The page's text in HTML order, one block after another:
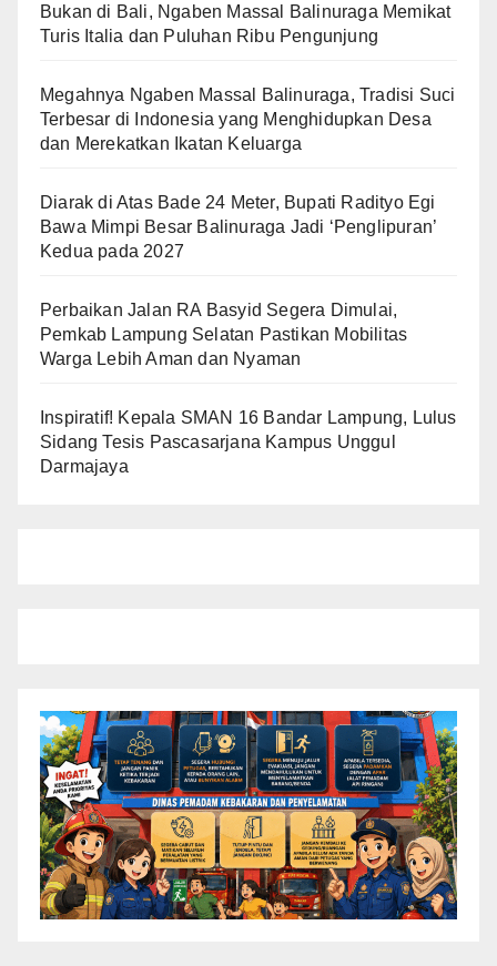
Bukan di Bali, Ngaben Massal Balinuraga Memikat
Turis Italia dan Puluhan Ribu Pengunjung
Megahnya Ngaben Massal Balinuraga, Tradisi Suci
Terbesar di Indonesia yang Menghidupkan Desa
dan Merekatkan Ikatan Keluarga
Diarak di Atas Bade 24 Meter, Bupati Radityo Egi
Bawa Mimpi Besar Balinuraga Jadi ‘Penglipuran’
Kedua pada 2027
Perbaikan Jalan RA Basyid Segera Dimulai,
Pemkab Lampung Selatan Pastikan Mobilitas
Warga Lebih Aman dan Nyaman
Inspiratif! Kepala SMAN 16 Bandar Lampung, Lulus
Sidang Tesis Pascasarjana Kampus Unggul
Darmajaya